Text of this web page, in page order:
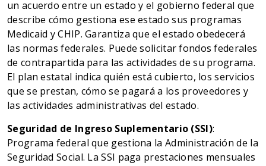
un acuerdo entre un estado y el gobierno federal que
describe cómo gestiona ese estado sus programas
Medicaid y CHIP. Garantiza que el estado obedecerá
las normas federales. Puede solicitar fondos federales
de contrapartida para las actividades de su programa.
El plan estatal indica quién está cubierto, los servicios
que se prestan, cómo se pagará a los proveedores y
las actividades administrativas del estado.
Seguridad de Ingreso Suplementario (SSI):
Programa federal que gestiona la Administración de la
Seguridad Social. La SSI paga prestaciones mensuales